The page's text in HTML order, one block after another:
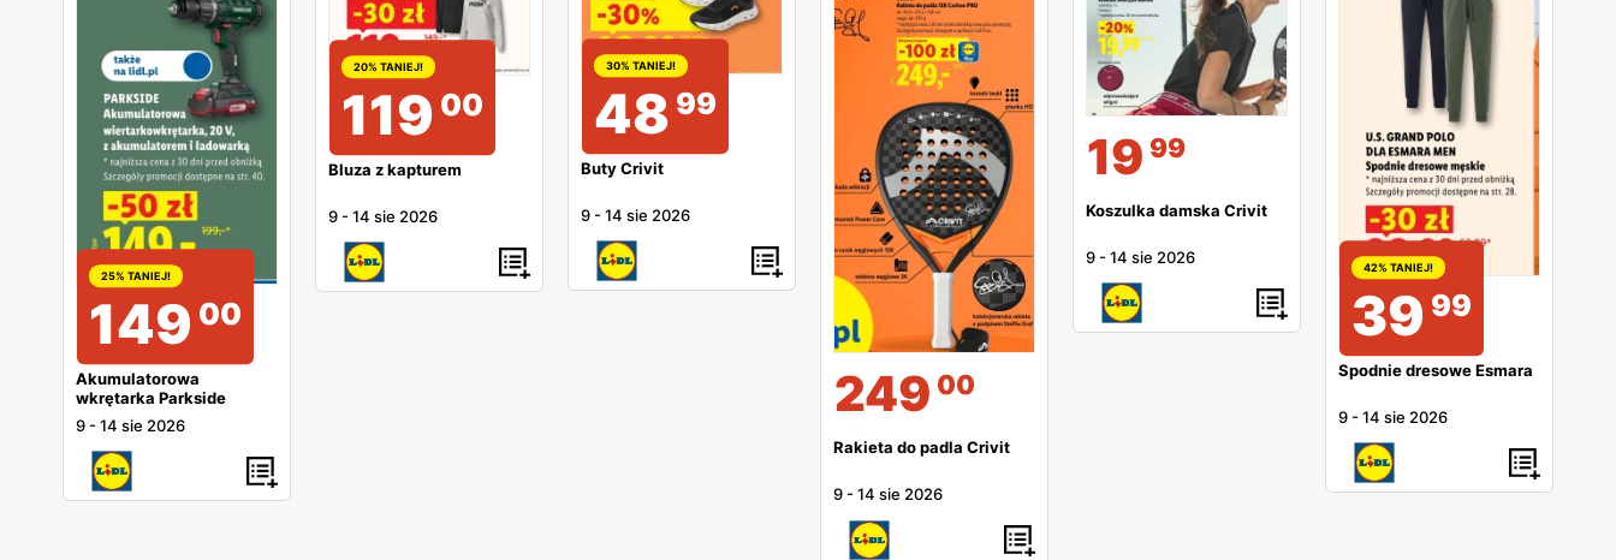
25% TANIEJ!
149 00
Akumulatorowa
wkrętarka Parkside
9 -14 sie 2026
20% TANIEJ!
119 00
Bluza z kapturem
9 -14 sie 2026
30% TANIEJ!
48 99
Buty Crivit
9 -14 sie 2026
249 00
Rakieta do padla Crivit
9 -14 sie 2026
19 99
Koszulka damska Crivit
9 -14 sie 2026
42% TANIEJ!
39 99
Spodnie dresowe Esmara
9 -14 sie 2026